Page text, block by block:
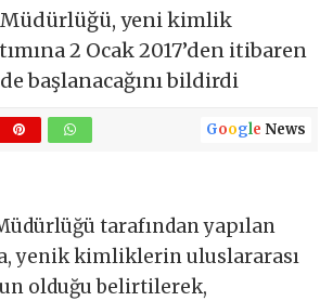
yeni kimlik
2 Ocak 2017’den itibaren
başlanacağını bildirdi
Google News
tarafından yapılan
yenik kimliklerin uluslararası
olduğu belirtilerek,